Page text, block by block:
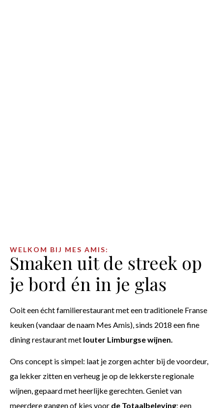
WELKOM BIJ MES AMIS:
Smaken uit de streek op
je bord én in je glas
Ooit een écht familierestaurant met een traditionele Franse
keuken (vandaar de naam Mes Amis), sinds 2018 een fine
dining restaurant met louter Limburgse wijnen.
Ons concept is simpel: laat je zorgen achter bij de voordeur,
ga lekker zitten en verheug je op de lekkerste regionale
wijnen, gepaard met heerlijke gerechten. Geniet van
meerdere gangen of kies voor de Totaalbeleving; een